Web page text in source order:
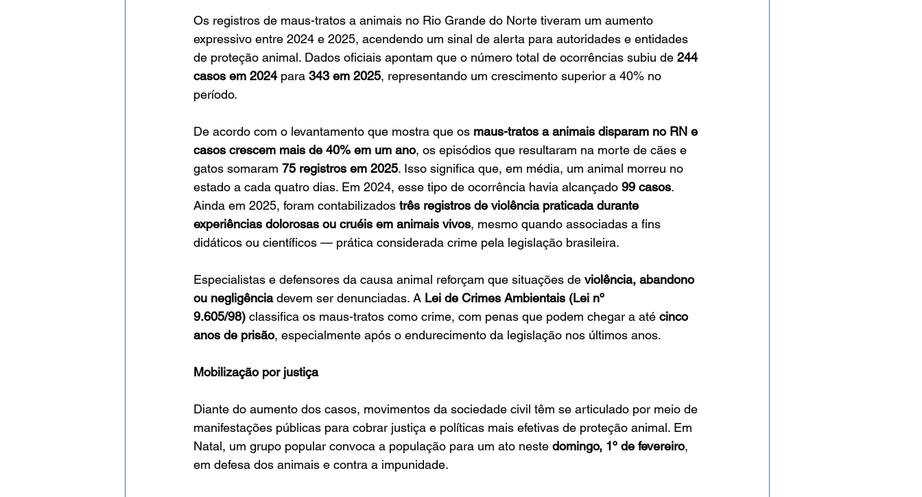
Os registros de maus-tratos a animais no Rio Grande do Norte tiveram um aumento
expressivo entre 2024 e 2025, acendendo um sinal de alerta para autoridades e entidades
de proteção animal. Dados oficiais apontam que o número total de ocorrências subiu de 244
casos em 2024 para 343 em 2025, representando um crescimento superior a 40% no
período.
De acordo com o levantamento que mostra que os maus-tratos a animais disparam no RN e
casos crescem mais de 40% em um ano, os episódios que resultaram na morte de cães e
gatos somaram 75 registros em 2025. Isso significa que, em média, um animal morreu no
estado a cada quatro dias. Em 2024, esse tipo de ocorrência havia alcançado 99 casos.
Ainda em 2025, foram contabilizados três registros de violência praticada durante
experiências dolorosas ou cruéis em animais vivos, mesmo quando associadas a fins
didáticos ou científicos — prática considerada crime pela legislação brasileira.
Especialistas e defensores da causa animal reforçam que situações de violência, abandono
ou negligência devem ser denunciadas. A Lei de Crimes Ambientais (Lei nº
9.605/98) classifica os maus-tratos como crime, com penas que podem chegar a até cinco
anos de prisão, especialmente após o endurecimento da legislação nos últimos anos.
Mobilização por justiça
Diante do aumento dos casos, movimentos da sociedade civil têm se articulado por meio de
manifestações públicas para cobrar justiça e políticas mais efetivas de proteção animal. Em
Natal, um grupo popular convoca a população para um ato neste domingo, 1º de fevereiro,
em defesa dos animais e contra a impunidade.